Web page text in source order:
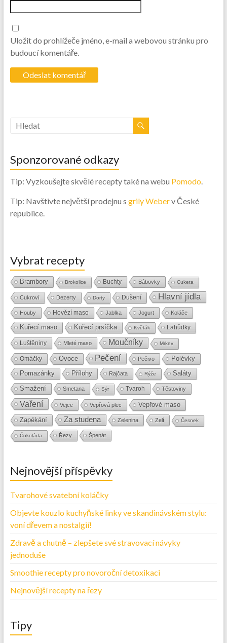
Uložit do prohlížeče jméno, e-mail a webovou stránku pro
budoucí komentáře.
Sponzorované odkazy
Tip: Vyzkoušejte skvělé recepty také na webu Pomodo.
Tip: Navštivte největší prodejnu s grily Weberv České
republice.
Vybrat recepty
Brambory Brokolice Buchty Bábovky Cuketa
Cukroví Dezerty Dorty Dušení Hlavní jídla
Houby Hovězí maso Jablka Jogurt Koláče
Kuřecí maso Kuřecí prsíčka Květák Lahůdky
Luštěniny Mleté maso Moučníky Mrkev
Omáčky Ovoce Pečení Pečivo Polévky
Pomazánky Přílohy Rajčata Rýže
Saláty
Smažení
Smetana Sýr Tvaroh Těstoviny
Vaření Vejce Vepřová plec
Vepřové maso
Zapékání
Za studena Zelenina Zelí Česnek
Čokoláda Řezy Špenát
Nejnovější příspěvky
Tvarohové svatební koláčky
Objevte kouzlo kuchyňské linky ve skandinávském stylu:
voní dřevem a nostalgií!
Zdravě a chutně – zlepšete své stravovací návyky
jednoduše
Smoothie recepty pro novoroční detoxikaci
Nejnovější recepty na řezy
Tipy